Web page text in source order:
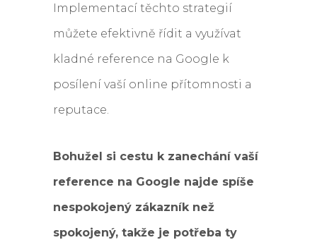
Implementací těchto strategií
můžete efektivně řídit a využívat
kladné reference na Google k
posílení vaší online přítomnosti a
reputace.
Bohužel si cestu k zanechání vaší
reference na Google najde spíše
nespokojený zákazník než
spokojený, takže je potřeba ty